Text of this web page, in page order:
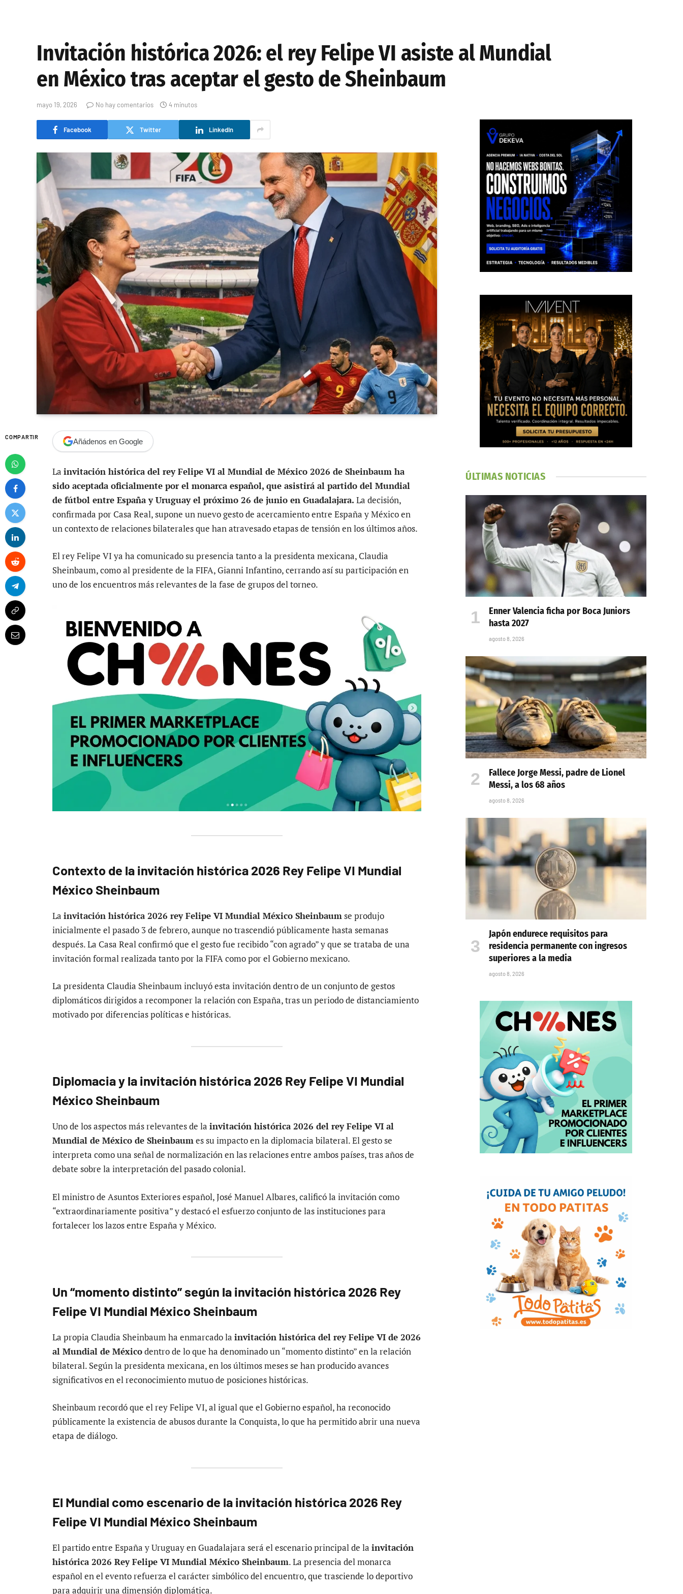
Invitación histórica 2026: el rey Felipe VI asiste al Mundial
en México tras aceptar el gesto de Sheinbaum
mayo 19, 2026 No hay comentarios 4 minutos
Facebook Twitter LinkedIn
COMPARTIR Añádenos en Google
La invitación histórica del rey Felipe VI al Mundial de México 2026 de Sheinbaum ha
sido aceptada oficialmente por el monarca español, que asistirá al partido del Mundial
de fútbol entre España y Uruguay el próximo 26 de junio en Guadalajara. La decisión,
confirmada por Casa Real, supone un nuevo gesto de acercamiento entre España y México en
un contexto de relaciones bilaterales que han atravesado etapas de tensión en los últimos años.
El rey Felipe VI ya ha comunicado su presencia tanto a la presidenta mexicana, Claudia
Sheinbaum, como al presidente de la FIFA, Gianni Infantino, cerrando así su participación en
uno de los encuentros más relevantes de la fase de grupos del torneo.
Contexto de lainvitación histórica 2026 Rey Felipe VI Mundial
México Sheinbaum
La invitación histórica 2026 rey Felipe VI Mundial México Sheinbaumse produjo
inicialmente el pasado 3 de febrero, aunque no trascendió públicamente hasta semanas
después. La Casa Real confirmó que el gesto fue recibido “con agrado” y que se trataba de una
invitación formal realizada tanto por la FIFA como por el Gobierno mexicano.
La presidenta Claudia Sheinbaum incluyó esta invitación dentro de un conjunto de gestos
diplomáticos dirigidos a recomponer la relación con España, tras un periodo de distanciamiento
motivado por diferencias políticas e históricas.
Diplomacia y lainvitación histórica 2026 Rey Felipe VI Mundial
México Sheinbaum
Uno de los aspectos más relevantes de la invitación histórica 2026 del rey Felipe VI al
Mundial de México de Sheinbaumes su impacto en la diplomacia bilateral.El gesto se
interpreta como una señal de normalización en las relaciones entre ambos países, tras años de
debate sobre la interpretación del pasado colonial.
El ministro de Asuntos Exteriores español, José Manuel Albares, calificó la invitación como
“extraordinariamente positiva” y destacó el esfuerzo conjunto de las instituciones para
fortalecer los lazos entre España y México.
Un “momento distinto” según lainvitación histórica 2026 Rey
Felipe VI Mundial México Sheinbaum
La propia Claudia Sheinbaum ha enmarcado la invitación histórica del rey Felipe VI de 2026
al Mundial de Méxicodentro de lo que ha denominado un “momento distinto” en la relación
bilateral. Según la presidenta mexicana, en los últimos meses se han producido avances
significativos en el reconocimiento mutuo de posiciones históricas.
Sheinbaum recordó que el rey Felipe VI, al igual que el Gobierno español, ha reconocido
públicamente la existencia de abusos durante la Conquista, lo que ha permitido abrir una nueva
etapa de diálogo.
El Mundial como escenario de lainvitación histórica 2026 Rey
Felipe VI Mundial México Sheinbaum
El partido entre España y Uruguay en Guadalajara será el escenario principal de la invitación
histórica 2026 Rey Felipe VI Mundial México Sheinbaum. La presencia del monarca
español en el evento refuerza el carácter simbólico del encuentro, que trasciende lo deportivo
para adquirir una dimensión diplomática.
ÚLTIMAS NOTICIAS
Enner Valencia ficha por Boca Juniors
hasta 2027
agosto 8, 2026
Fallece Jorge Messi, padre de Lionel
Messi, a los 68 años
agosto 8, 2026
Japón endurece requisitos para
residencia permanente con ingresos
superiores a la media
agosto 8, 2026